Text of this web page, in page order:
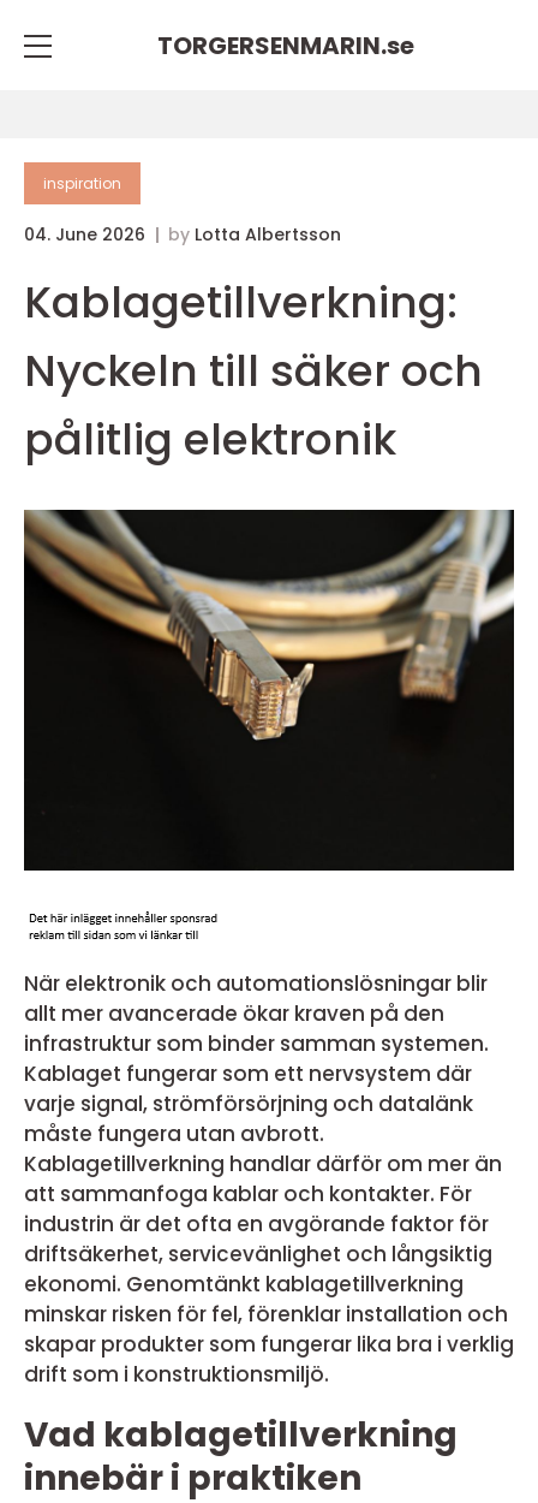
TORGERSENMARIN.se
inspiration
04. June 2026 by Lotta Albertsson
Kablagetillverkning:
Nyckeln till säker och
pålitlig elektronik
När elektronik och automationslösningar blir
allt mer avancerade ökar kraven på den
infrastruktur som binder samman systemen.
Kablaget fungerar som ett nervsystem där
varje signal, strömförsörjning och datalänk
måste fungera utan avbrott.
Kablagetillverkning handlar därför om mer än
att sammanfoga kablar och kontakter. För
industrin är det ofta en avgörande faktor för
driftsäkerhet, servicevänlighet och långsiktig
ekonomi. Genomtänkt kablagetillverkning
minskar risken för fel, förenklar installation och
skapar produkter som fungerar lika bra i verklig
drift som i konstruktionsmiljö.
Vad kablagetillverkning
innebär i praktiken